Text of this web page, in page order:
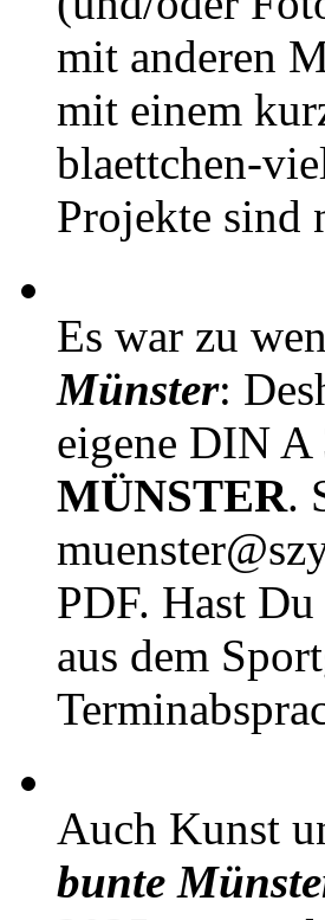
mit anderen
mit einem
blaettchen-
Projekte sind
Es war zu
Münster:
eigene DIN
MÜNSTER.
PDF. Hast
aus dem
Auch Kunst
bunte